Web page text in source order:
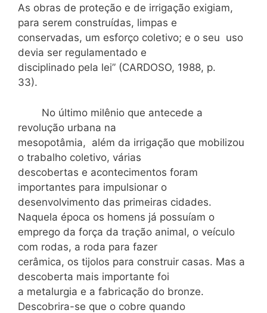
As obras de proteção e de irrigação exigiam,
para serem construídas, limpas e
conservadas, um esforço coletivo; e o seu uso
devia ser regulamentado e
disciplinado pela lei” (CARDOSO, 1988, p.
33).
No último milênio que antecede a
revolução urbana na
mesopotâmia, além da irrigação que mobilizou
o trabalho coletivo, várias
descobertas e acontecimentos foram
importantes para impulsionar o
desenvolvimento das primeiras cidades.
Naquela época os homens já possuíam o
emprego da força da tração animal, o veículo
com rodas, a roda para fazer
cerâmica, os tijolos para construir casas. Mas a
descoberta mais importante foi
a metalurgia e a fabricação do bronze.
Descobrira-se que o cobre quando